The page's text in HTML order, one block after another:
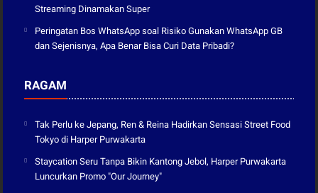
Streaming Dinamakan Super
Peringatan Bos WhatsApp soal Risiko Gunakan WhatsApp GB
dan Sejenisnya, Apa Benar Bisa Curi Data Pribadi?
RAGAM
Tak Perlu ke Jepang, Ren & Reina Hadirkan Sensasi Street Food
Tokyo di Harper Purwakarta
Staycation Seru Tanpa Bikin Kantong Jebol, Harper Purwakarta
Luncurkan Promo "Our Journey"